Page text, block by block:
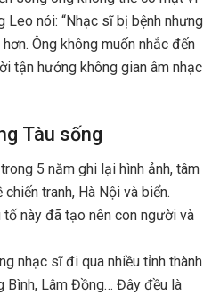
Leo nói: “Nhạc sĩ bị bệnh nhưng
Ông không muốn nhắc đến
tận hưởng không gian âm nhạc
Tàu sống
5 năm ghi lại hình ảnh, tâm
tranh, Hà Nội và biển.
này đã tạo nên con người và
nhạc sĩ đi qua nhiều tỉnh thành
Bình, Lâm Đồng… Đây đều là